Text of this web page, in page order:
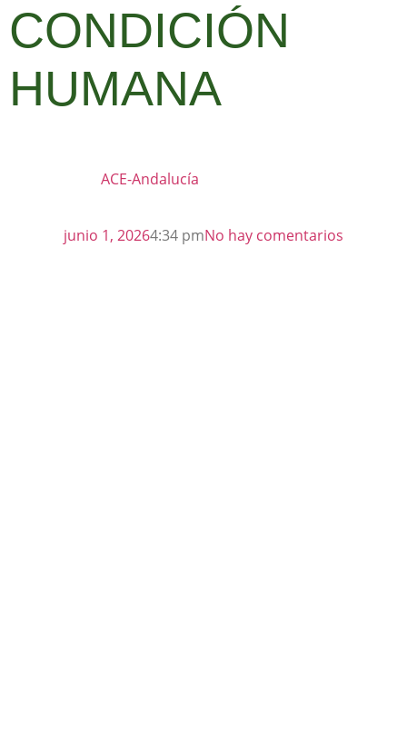
CONDICIÓN
HUMANA
ACE-Andalucía
junio 1, 20264:34 pmNo hay comentarios